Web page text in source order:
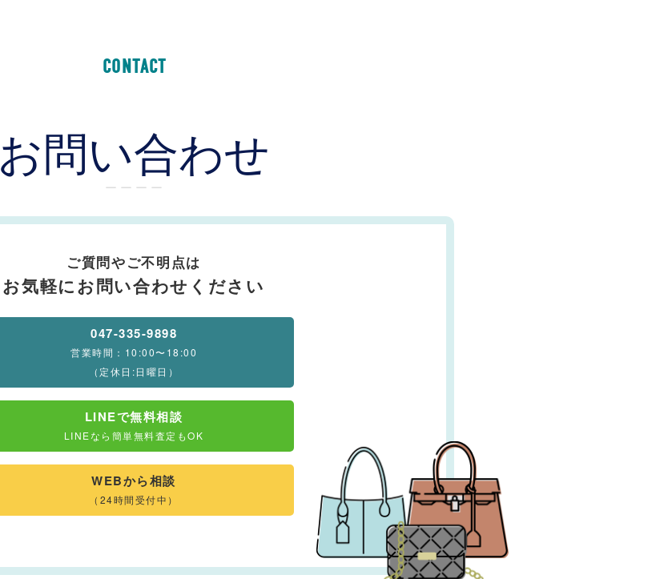
CONTACT
お問い合わせ
ー ー ー ー
ご質問やご不明点は
お気軽にお問い合わせください
047-335-9898
営業時間：10:00〜18:00
（定休日:日曜日）
LINEで無料相談
LINEなら簡単無料査定もOK
WEBから相談
（24時間受付中）